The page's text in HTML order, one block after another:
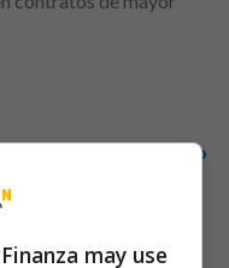
un préstamo
los modelos de
may use